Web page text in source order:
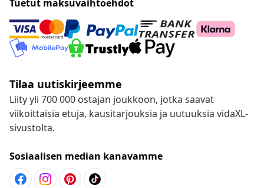
Tuetut maksuvaihtoehdot
Tilaa uutiskirjeemme
Liity yli 700 000 ostajan joukkoon, jotka saavat
viikoittaisia etuja, kausitarjouksia ja uutuuksia vidaXL-
sivustolta.
Sosiaalisen median kanavamme